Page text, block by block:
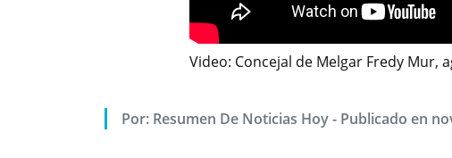
Video: Concejal de Melgar Fredy
Por: Resumen De Noticias Hoy - Publicado en